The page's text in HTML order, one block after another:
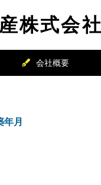
株式会社
会社概要
年月